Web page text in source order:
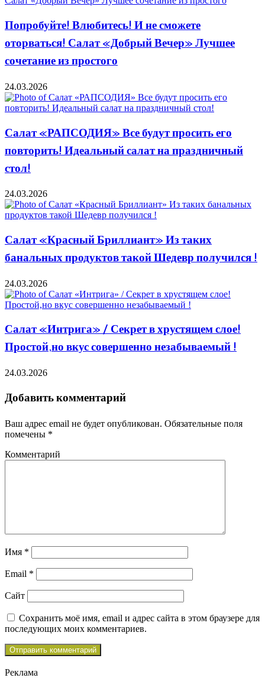
Попробуйте! Влюбитесь! И не сможете
оторваться! Салат «Добрый Вечер» Лучшее
сочетание из простого
24.03.2026
Салат «РАПСОДИЯ» Все будут просить его
повторить! Идеальный салат на праздничный
стол!
24.03.2026
Салат «Красный Бриллиант» Из таких
банальных продуктов такой Шедевр получился !
24.03.2026
Салат «Интрига» / Секрет в хрустящем слое!
Простой,но вкус совершенно незабываемый !
24.03.2026
Добавить комментарий
Ваш адрес email не будет опубликован. Обязательные поля
помечены *
Комментарий
Имя *
Email *
Сайт
Сохранить моё имя, email и адрес сайта в этом браузере для
последующих моих комментариев.
Реклама